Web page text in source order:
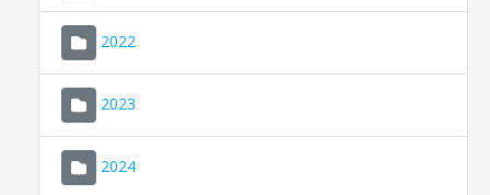
2022
2023
2024